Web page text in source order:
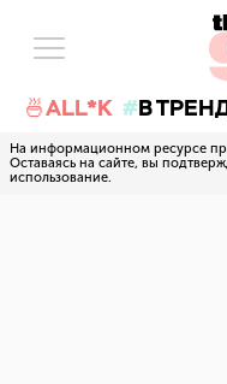
🍜ALL*K В
На информационном ресурсе
Оставаясь на сайте, вы
использование.